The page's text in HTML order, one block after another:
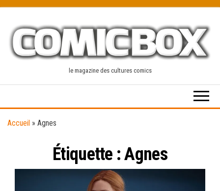
content
le magazine des cultures comics
Accueil » Agnes
Étiquette :Agnes